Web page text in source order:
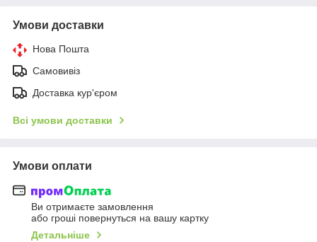
Умови доставки
Нова Пошта
Самовивіз
Доставка кур'єром
Всі умови доставки
Умови оплати
Ви отримаєте замовлення
або гроші повернуться на вашу картку
Детальніше